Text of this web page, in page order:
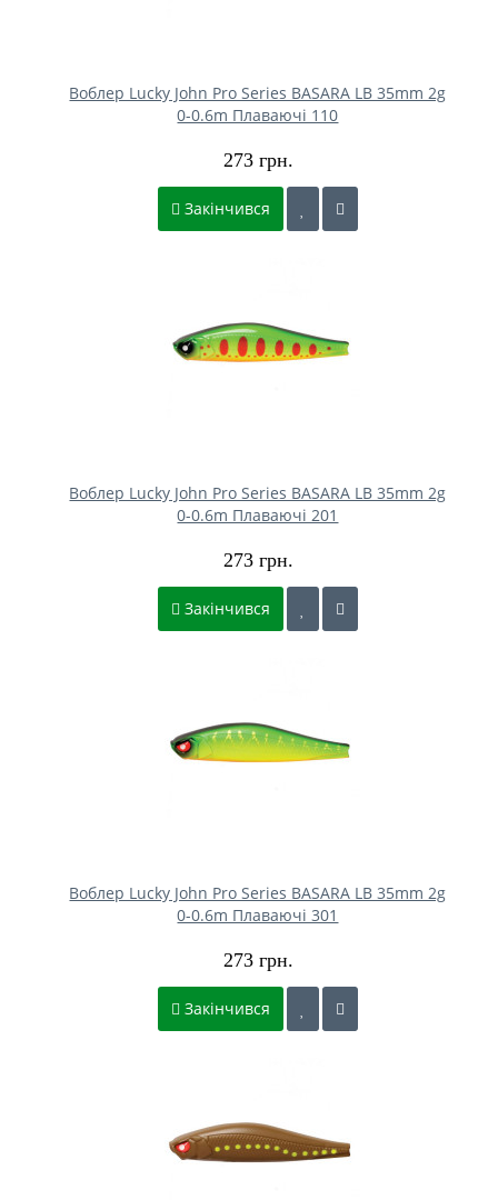
Воблер Lucky John Pro Series BASARA LB 35mm 2g
0-0.6m Плаваючі 110
273 грн.
Закінчився
Воблер Lucky John Pro Series BASARA LB 35mm 2g
0-0.6m Плаваючі 201
273 грн.
Закінчився
Воблер Lucky John Pro Series BASARA LB 35mm 2g
0-0.6m Плаваючі 301
273 грн.
Закінчився